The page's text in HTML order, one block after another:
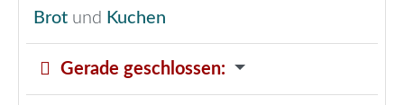
Brot und Kuchen
Gerade geschlossen: